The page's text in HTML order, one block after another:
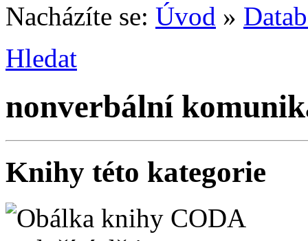
Nacházíte se: Úvod »
Hledat
nonverbální
Knihy této kategorie